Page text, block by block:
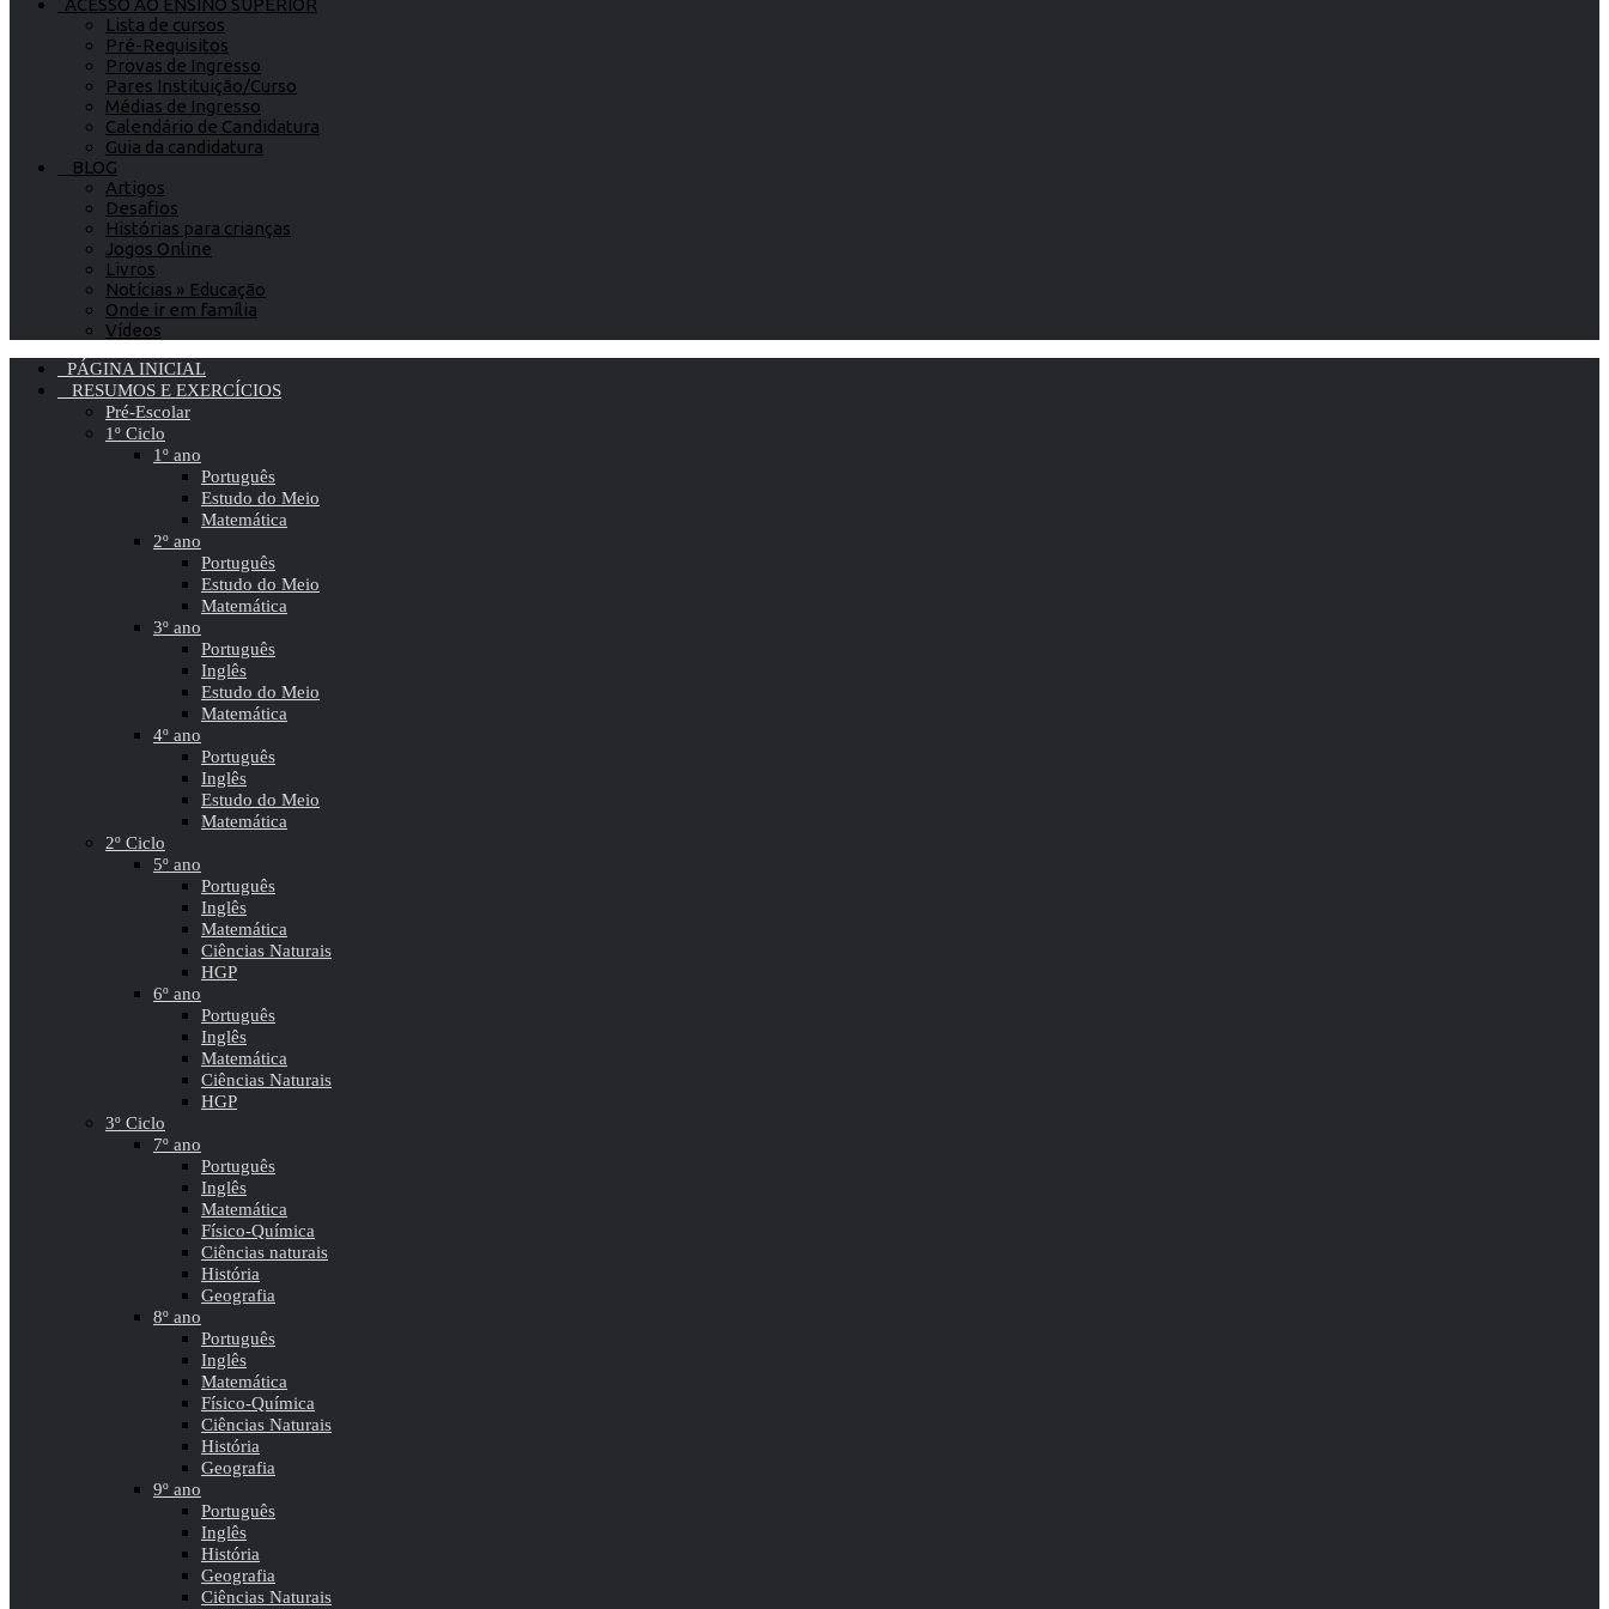
ACESSO AO ENSINO SUPERIOR
Lista de cursos
Pré-Requisitos
Provas de Ingresso
Pares Instituição/Curso
Médias de Ingresso
Calendário de Candidatura
Guia da candidatura
BLOG
Artigos
Desafios
Histórias para crianças
Jogos Online
Livros
Notícias » Educação
Onde ir em família
Vídeos
PÁGINA INICIAL
RESUMOS E EXERCÍCIOS
Pré-Escolar
1º Ciclo
1º ano
Português
Estudo do Meio
Matemática
2º ano
Português
Estudo do Meio
Matemática
3º ano
Português
Inglês
Estudo do Meio
Matemática
4º ano
Português
Inglês
Estudo do Meio
Matemática
2º Ciclo
5º ano
Português
Inglês
Matemática
Ciências Naturais
HGP
6º ano
Português
Inglês
Matemática
Ciências Naturais
HGP
3º Ciclo
7º ano
Português
Inglês
Matemática
Físico-Química
Ciências naturais
História
Geografia
8º ano
Português
Inglês
Matemática
Físico-Química
Ciências Naturais
História
Geografia
9º ano
Português
Inglês
História
Geografia
Ciências Naturais